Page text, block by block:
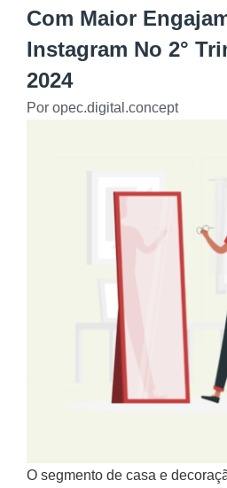
Com Maior
Instagram No 2°
2024
Por opec.digital.concept
O segmento de casa e